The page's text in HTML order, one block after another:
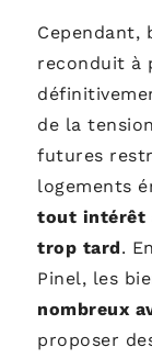
Cependant,
reconduit à
de la
futures
logements
tout intérêt
trop tard.
Pinel, les
nombreux
proposer